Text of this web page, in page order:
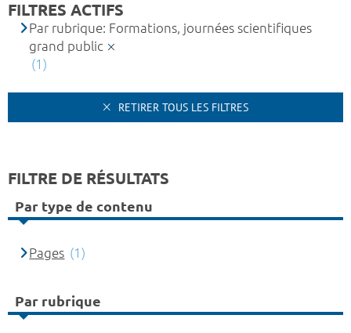
FILTRES ACTIFS
Par rubrique: Formations, journées scientifiques
grand public
(1)
RETIRER TOUS LES FILTRES
FILTRE DE RÉSULTATS
Par type de contenu
Pages (1)
Par rubrique